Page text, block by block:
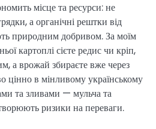
місце та ресурси: не
а органічні рештки від
природним добривом. За моїм
картоплі сієте редис чи кріп,
а врожай збираєте вже через
в мінливому українському
та зливами — мульча та
ризики на переваги.